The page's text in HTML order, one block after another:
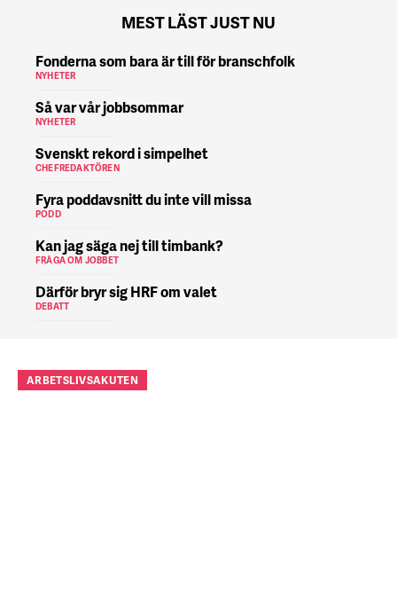
MEST LÄST JUST NU
Fonderna som bara är till för branschfolk
NYHETER
Så var vår jobbsommar
NYHETER
Svenskt rekord i simpelhet
CHEFREDAKTÖREN
Fyra poddavsnitt du inte vill missa
PODD
Kan jag säga nej till timbank?
FRÅGA OM JOBBET
Därför bryr sig HRF om valet
DEBATT
ARBETSLIVSAKUTEN